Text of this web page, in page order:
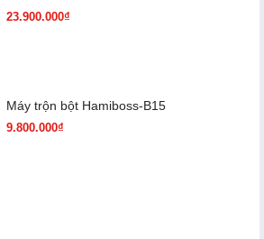
23.900.000₫
Máy trộn bột Hamiboss-B15
9.800.000₫